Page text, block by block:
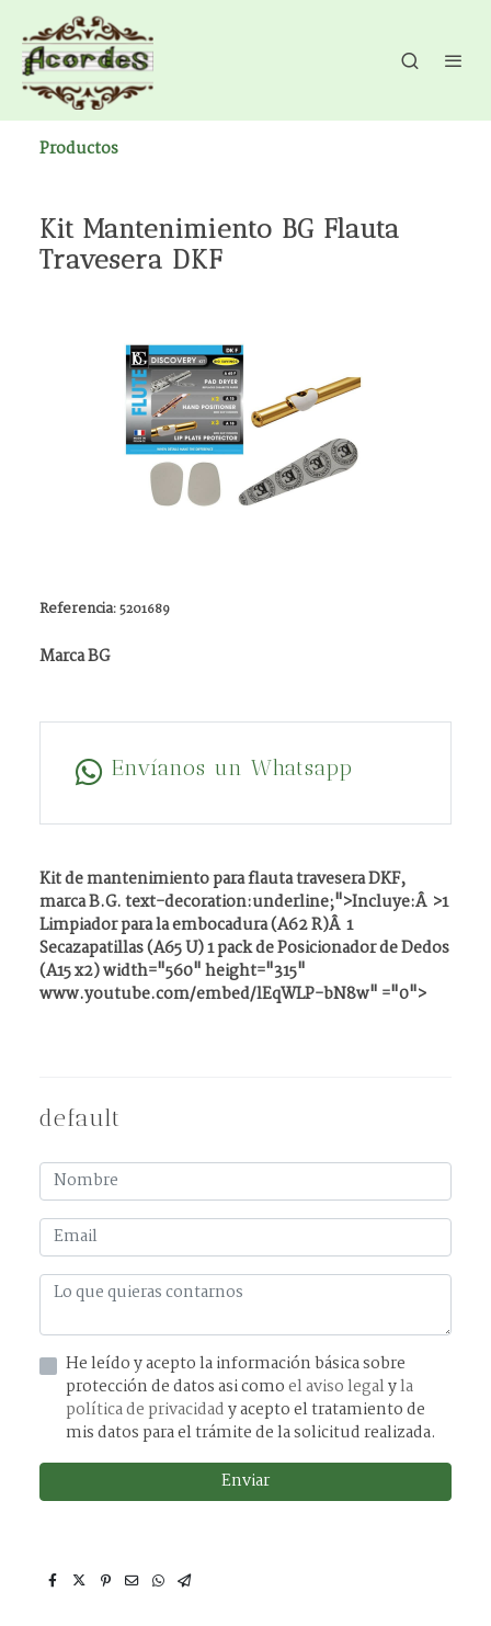
Productos
Kit Mantenimiento BG Flauta
Travesera DKF
Referencia:5201689
Marca BG
Envíanos un Whatsapp
Kit de mantenimiento para flauta travesera DKF,
marca B.G. text-decoration:underline;">Incluye:Â >1
Limpiador para la embocadura (A62 R)Â 1
Secazapatillas (A65 U) 1 pack de Posicionador de Dedos
(A15 x2) width="560" height="315"
www.youtube.com/embed/lEqWLP-bN8w" ="0">
default
He leído y acepto la información básica sobre
protección de datos asi comoel aviso legalyla
política de privacidady acepto el tratamiento de
mis datos para el trámite de la solicitud realizada.
Enviar